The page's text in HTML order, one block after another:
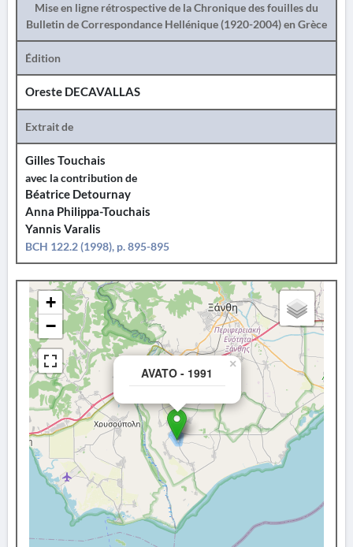
Mise en ligne rétrospective de la Chronique des fouilles du
Bulletin de Correspondance Hellénique (1920-2004) en Grèce
Édition
Oreste DECAVALLAS
Extrait de
Gilles Touchais
avec la contribution de
Béatrice Detournay
Anna Philippa-Touchais
Yannis Varalis
BCH 122.2 (1998), p. 895-895
AVATO - 1991
×
+
−